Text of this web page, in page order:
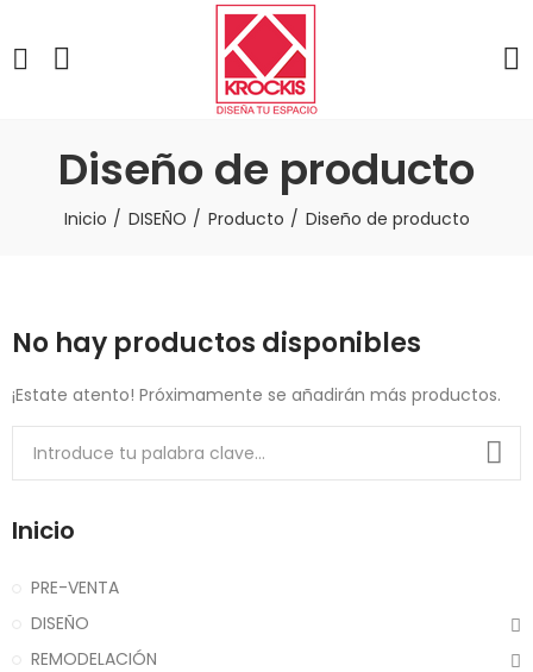
Diseño de producto
Inicio DISEÑO Producto Diseño de producto
No hay productos disponibles
¡Estate atento! Próximamente se añadirán más productos.
Inicio
PRE-VENTA
DISEÑO
REMODELACIÓN